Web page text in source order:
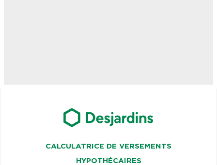
CALCULATRICE DE VERSEMENTS
HYPOTHÉCAIRES